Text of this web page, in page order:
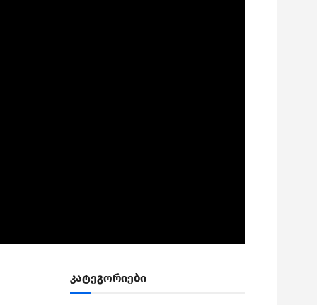
კატეგორიები